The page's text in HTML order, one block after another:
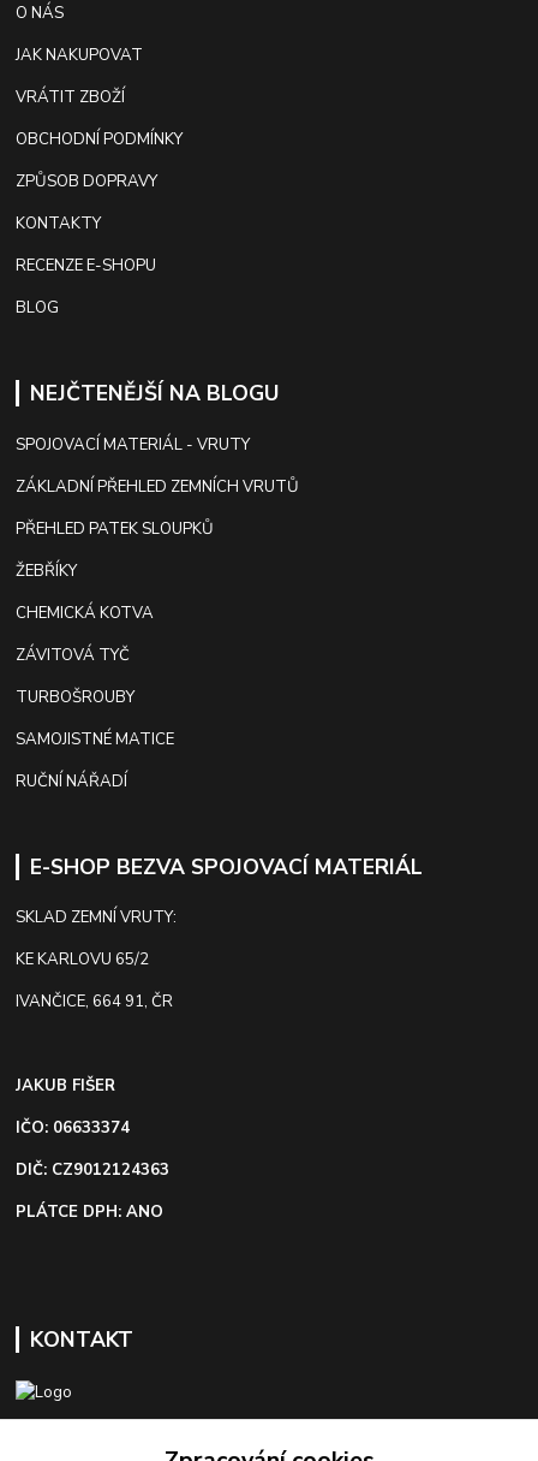
O NÁS
JAK NAKUPOVAT
VRÁTIT ZBOŽÍ
OBCHODNÍ PODMÍNKY
ZPŮSOB DOPRAVY
KONTAKTY
RECENZE E-SHOPU
BLOG
NEJČTENĚJŠÍ NA BLOGU
SPOJOVACÍ MATERIÁL - VRUTY
ZÁKLADNÍ PŘEHLED ZEMNÍCH VRUTŮ
PŘEHLED PATEK SLOUPKŮ
ŽEBŘÍKY
CHEMICKÁ KOTVA
ZÁVITOVÁ TYČ
TURBOŠROUBY
SAMOJISTNÉ MATICE
RUČNÍ NÁŘADÍ
E-SHOP BEZVA SPOJOVACÍ MATERIÁL
SKLAD ZEMNÍ VRUTY:
KE KARLOVU 65/2
IVANČICE, 664 91, ČR
JAKUB FIŠER
IČO: 06633374
DIČ: CZ9012124363
PLÁTCE DPH: ANO
KONTAKT
+420 603 418 822